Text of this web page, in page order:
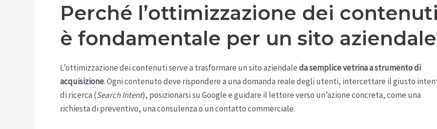
Perché l’ottimizzazione dei
è fondamentale per un sito
L’ottimizzazione dei contenuti serve a trasformare un sito aziendaleda semplice vetrina a strumento di
acquisizione. Ogni contenuto deve rispondere a una domanda reale degli utenti, intercettare il giusto
di ricerca (Search Intent), posizionarsi su Google e guidare il lettore verso un’azione concreta, come una
richiesta di preventivo, una consulenza o un contatto commerciale.